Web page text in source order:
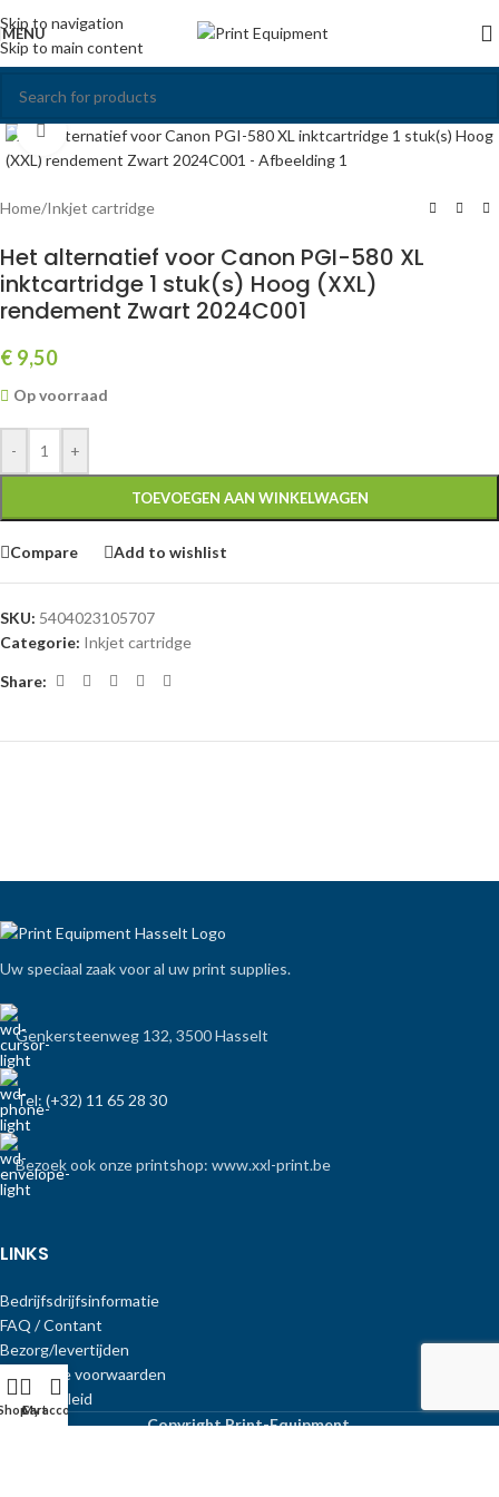
Skip to navigation
Skip to main content
MENU
Click to enlarge
Home/Inkjet cartridge
Het alternatief voor Canon PGI-580 XL
inktcartridge 1 stuk(s) Hoog (XXL)
rendement Zwart 2024C001
€ 9,50
Op voorraad
- +
TOEVOEGEN AAN WINKELWAGEN
Compare Add to wishlist
SKU: 5404023105707
Categorie: Inkjet cartridge
Share:
Uw speciaal zaak voor al uw print supplies.
Genkersteenweg 132, 3500 Hasselt
Tel: (+32) 11 65 28 30
Bezoek ook onze printshop: www.xxl-print.be
LINKS
Bedrijfsdrijfsinformatie
FAQ / Contant
Bezorg/levertijden
Algemene voorwaarden
Privacybeleid
Copyright Print-Equipment.
Cart
My account